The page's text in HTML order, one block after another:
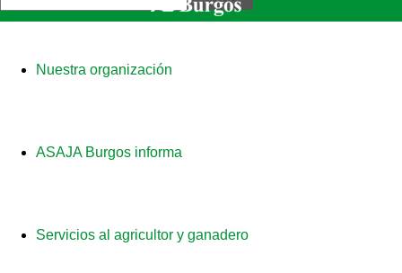
Nuestra organización
ASAJA Burgos informa
Servicios al agricultor y ganadero